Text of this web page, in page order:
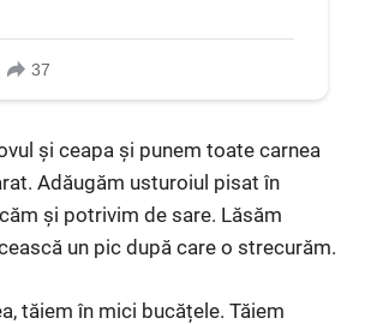
și ceapa și punem toate carnea
Adăugăm usturoiul pisat în
și potrivim de sare. Lăsăm
un pic după care o strecurăm.
tăiem în mici bucățele. Tăiem